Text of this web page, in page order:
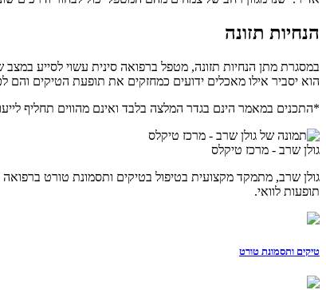
הנחיות תזונה
במסגרת מתן הנחיות תזונה, מטפל ברפואה סינית עשוי לסייע במצב
הוא יסביר אילו מאכלים ידועים כמחזקים את תופעת הטיקים
*התכנים במאמר הינם בגדר המלצה בלבד ואינם מהווים תחליף
גולן שרב - מרכז טיקלס
תופעות לוואי.
טיקים ותסמונת טורט